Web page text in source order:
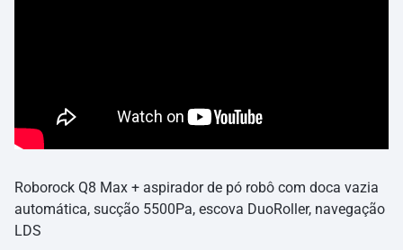
Roborock Q8 Max + aspirador de pó robô com doca vazia
automática, sucção 5500Pa, escova DuoRoller, navegação
LDS